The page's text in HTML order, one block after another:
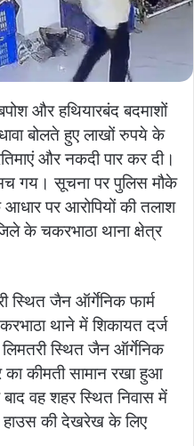
और हथियारबंद बदमाशों
बोलते हुए लाखों रुपये के
और नकदी पार कर दी।
गय। सूचना पर पुलिस मौके
पर आरोपियों की तलाश
के चकरभाठा थाना क्षेत्र
स्थित जैन ऑर्गेनिक फार्म
थाने में शिकायत दर्ज
लिमतरी स्थित जैन ऑर्गेनिक
का कीमती सामान रखा हुआ
वह शहर स्थित निवास में
हाउस की देखरेख के लिए